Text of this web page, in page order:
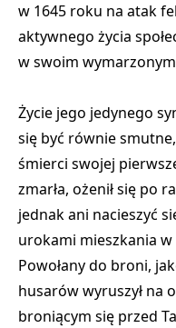
w 1645 roku na atak
aktywnego życia
w swoim
Życie jego jedynego
się być równie
śmierci swojej
zmarła, ożenił się po
jednak ani nacieszyć
urokami mieszkania
Powołany do broni,
husarów wyruszył na
broniącym się przed